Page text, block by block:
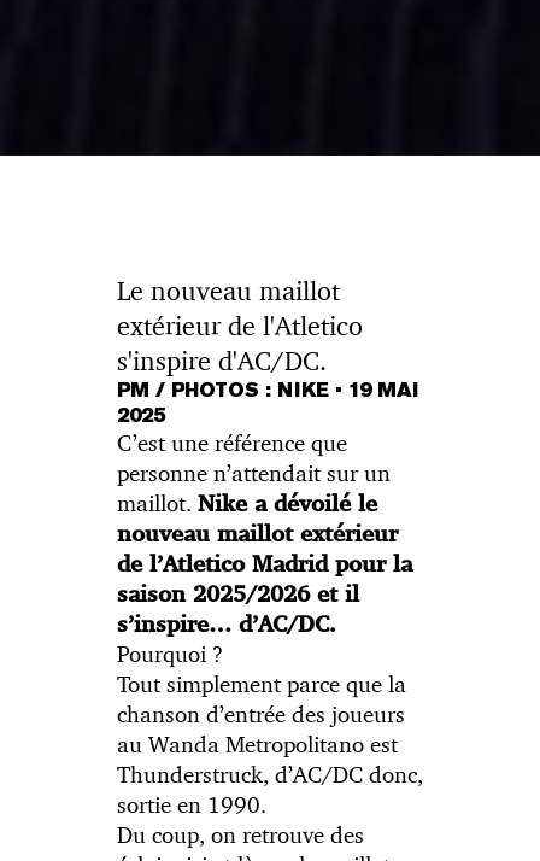
Le nouveau maillot
extérieur de l'Atletico
s'inspire d'AC/DC.
PM / PHOTOS : NIKE • 19 MAI
2025
C’est une référence que
personne n’attendait sur un
maillot. Nike a dévoilé le
nouveau maillot extérieur
de l’Atletico Madrid pour la
saison 2025/2026 et il
s’inspire… d’AC/DC.
Pourquoi ?
Tout simplement parce que la
chanson d’entrée des joueurs
au Wanda Metropolitano est
Thunderstruck, d’AC/DC donc,
sortie en 1990.
Du coup, on retrouve des